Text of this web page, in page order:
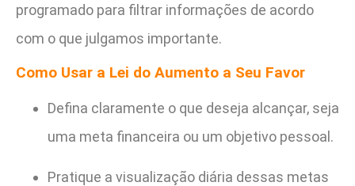
programado para filtrar informações de acordo
com o que julgamos importante.
Como Usar a Lei do Aumento a Seu Favor
Defina claramente o que deseja alcançar, seja
uma meta financeira ou um objetivo pessoal.
Pratique a visualização diária dessas metas